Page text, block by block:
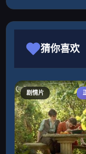
猜你喜欢
剧情片